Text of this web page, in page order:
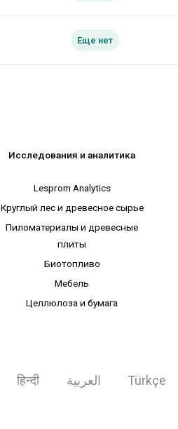
Еще нет
Исследования и аналитика
Lesprom Analytics
Круглый лес и древесное сырье
Пиломатериалы и древесные
плиты
Биотопливо
Мебель
Целлюлоза и бумага
हिन्दी العربية Türkçe